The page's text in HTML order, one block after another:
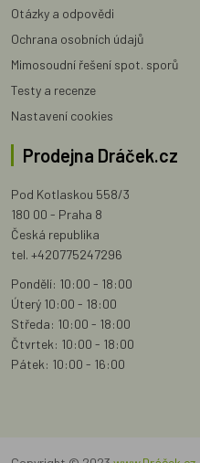
Otázky a odpovědi
Ochrana osobních údajů
Mimosoudní řešení spot. sporů
Testy a recenze
Nastavení cookies
Prodejna Dráček.cz
Pod Kotlaskou 558/3
180 00 - Praha 8
Česká republika
tel. +420775247296
Pondělí: 10:00 - 18:00
Úterý 10:00 - 18:00
Středa: 10:00 - 18:00
Čtvrtek: 10:00 - 18:00
Pátek: 10:00 - 16:00